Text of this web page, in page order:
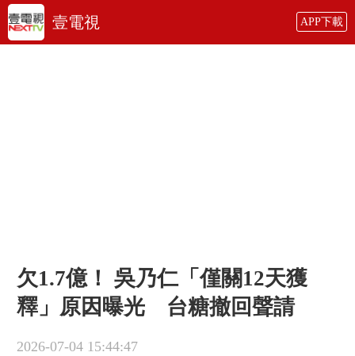
壹電視 APP下載
欠1.7億！ 吳乃仁「僅關12天獲
釋」原因曝光 台糖撤回聲請
2026-07-04 15:44:47